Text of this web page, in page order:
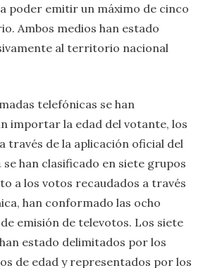
poder emitir un máximo de cinco
Ambos medios han estado
al territorio nacional
telefónicas se han
importar la edad del votante, los
través de la aplicación oficial del
se han clasificado en siete grupos
a los votos recaudados a través
han conformado las ocho
emisión de televotos. Los siete
estado delimitados por los
de edad y representados por los